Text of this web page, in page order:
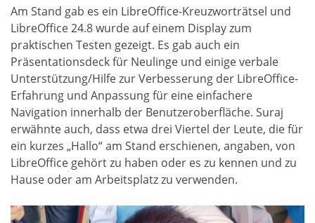
Am Stand gab es ein LibreOffice-Kreuzworträtsel und
LibreOffice 24.8 wurde auf einem Display zum
praktischen Testen gezeigt. Es gab auch ein
Präsentationsdeck für Neulinge und einige verbale
Unterstützung/Hilfe zur Verbesserung der LibreOffice-
Erfahrung und Anpassung für eine einfachere
Navigation innerhalb der Benutzeroberfläche. Suraj
erwähnte auch, dass etwa drei Viertel der Leute, die für
ein kurzes „Hallo“ am Stand erschienen, angaben, von
LibreOffice gehört zu haben oder es zu kennen und zu
Hause oder am Arbeitsplatz zu verwenden.